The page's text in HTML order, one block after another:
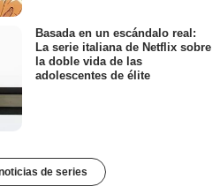
Basada en un escándalo real:
La serie italiana de Netflix sobre
la doble vida de las
adolescentes de élite
de series